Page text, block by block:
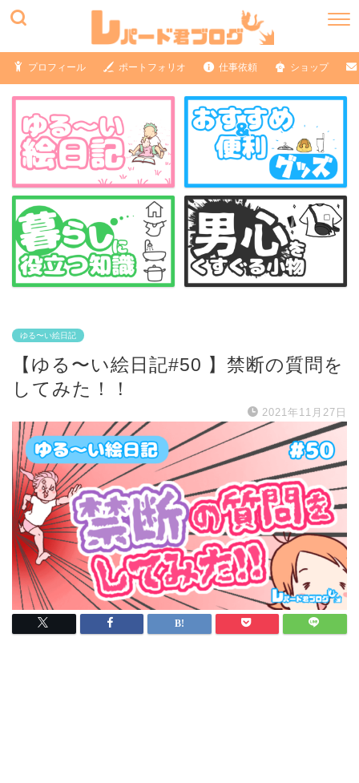
プロフィール ポートフォリオ 仕事依頼 ショップ
ゆる〜い絵日記
【ゆる〜い絵日記#50 】禁断の質問を
してみた！！
2021年11月27日